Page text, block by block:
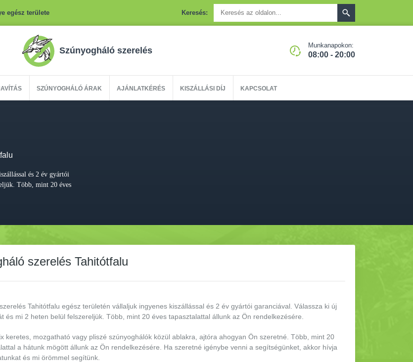
egész területe Keresés:
Szúnyogháló szerelés
Munkanapokon:
08:00 - 20:00
SZÚNYOGHÁLÓ ÁRAK AJÁNLATKÉRÉS KISZÁLLÁSI DÍJ KAPCSOLAT
és 2 év gyártói
Több, mint 20 éves
szerelés Tahitótfalu
Tahitótfalu egész területén vállaljuk ingyenes kiszállással és 2 év gyártói garanciával. Válassza ki új
és mi 2 heten belül felszereljük. Több, mint 20 éves tapasztalattal állunk az Ön rendelkezésére.
keretes, mozgatható vagy pliszé szúnyoghálók közül ablakra, ajtóra ahogyan Ön szeretné. Több, mint 20
a hátunk mögött állunk az Ön rendelkezésére. Ha szeretné igénybe venni a segítségünket, akkor hívja
és mi örömmel segítünk.